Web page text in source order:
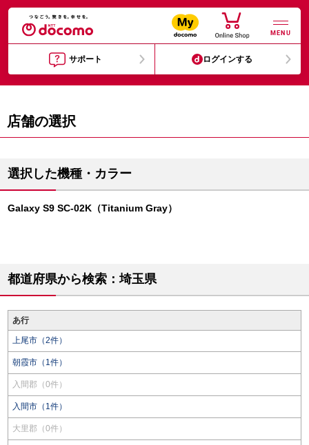
MENU
サポート ログインする
店舗の選択
選択した機種・カラー
Galaxy S9 SC-02K（Titanium Gray）
都道府県から検索：埼玉県
あ行
上尾市（2件）
朝霞市（1件）
入間郡（0件）
入間市（1件）
大里郡（0件）